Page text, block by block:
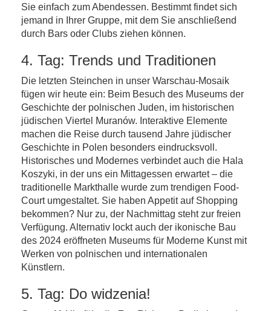
Sie einfach zum Abendessen. Bestimmt findet sich
jemand in Ihrer Gruppe, mit dem Sie anschließend
durch Bars oder Clubs ziehen können.
4. Tag: Trends und Traditionen
Die letzten Steinchen in unser Warschau-Mosaik
fügen wir heute ein: Beim Besuch des Museums der
Geschichte der polnischen Juden, im historischen
jüdischen Viertel Muranów. Interaktive Elemente
machen die Reise durch tausend Jahre jüdischer
Geschichte in Polen besonders eindrucksvoll.
Historisches und Modernes verbindet auch die Hala
Koszyki, in der uns ein Mittagessen erwartet – die
traditionelle Markthalle wurde zum trendigen Food-
Court umgestaltet. Sie haben Appetit auf Shopping
bekommen? Nur zu, der Nachmittag steht zur freien
Verfügung. Alternativ lockt auch der ikonische Bau
des 2024 eröffneten Museums für Moderne Kunst mit
Werken von polnischen und internationalen
Künstlern.
5. Tag: Do widzenia!